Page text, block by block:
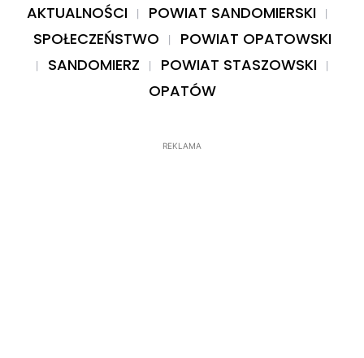
AKTUALNOŚCI
POWIAT SANDOMIERSKI
SPOŁECZEŃSTWO
POWIAT OPATOWSKI
SANDOMIERZ
POWIAT STASZOWSKI
OPATÓW
REKLAMA